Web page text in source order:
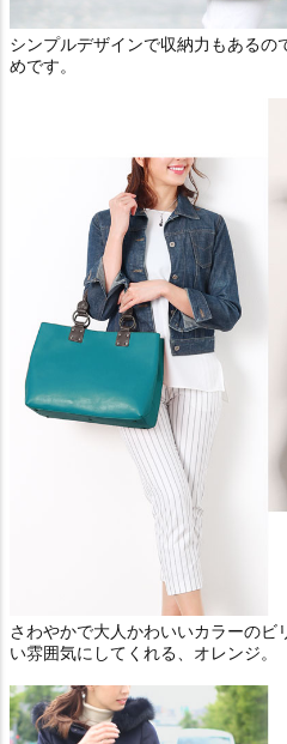
シンプルデザインで収納力もあるの
めです。
さわやかで大人かわいいカラーのビ
い雰囲気にしてくれる、オレンジ。